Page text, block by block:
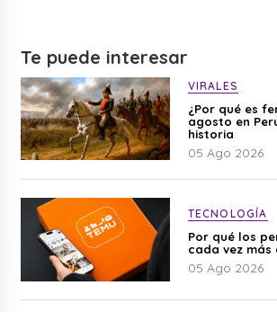
Te puede interesar
VIRALES
¿Por qué es
agosto en
historia
05 Ago 2026
TECNOLOGÍA
Por qué los
cada vez más
05 Ago 2026